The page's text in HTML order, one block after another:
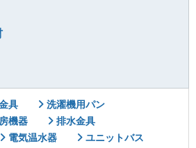
具
洗濯機用パン
機器
排水金具
電気温水器
ユニットバス